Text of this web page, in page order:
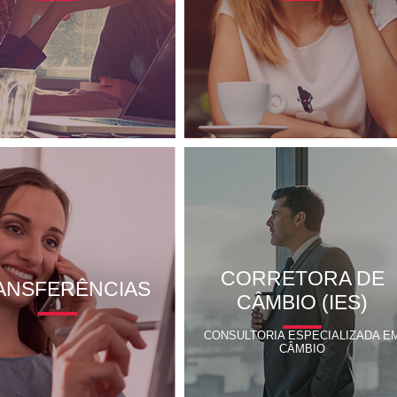
CORRETORA DE
CÂMBIO (IES)
CONSULTORIA ESPECIALIZADA
CÂMBIO